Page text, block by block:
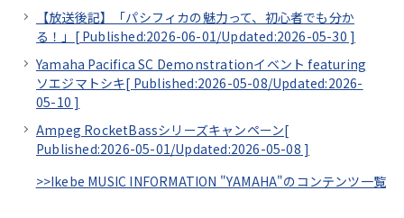
【放送後記】「パシフィカの魅力って、初心者でも分か
る！」[ Published:2026-06-01/Updated:2026-05-30 ]
Yamaha Pacifica SC Demonstrationイベント featuring
ソエジマトシキ[ Published:2026-05-08/Updated:2026-
05-10 ]
Ampeg RocketBassシリーズキャンペーン[
Published:2026-05-01/Updated:2026-05-08 ]
>>Ikebe MUSIC INFORMATION "YAMAHA"のコンテンツ一覧